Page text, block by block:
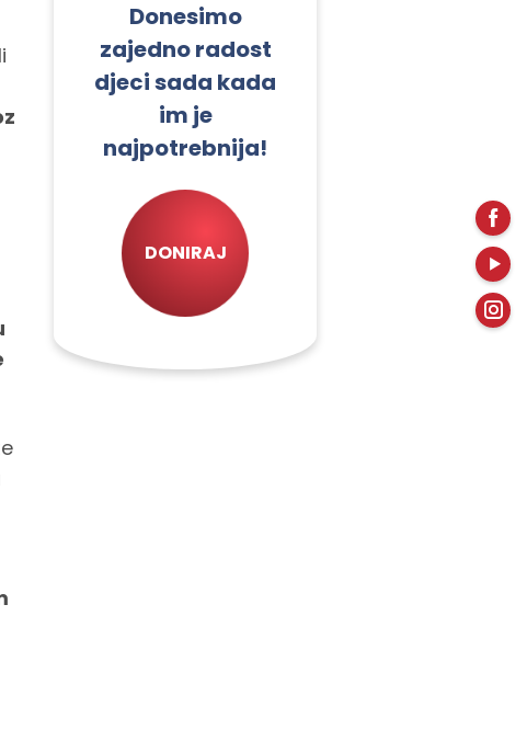
Donesimo
zajedno radost
djeci sada kada
im je
najpotrebnija!
DONIRAJ